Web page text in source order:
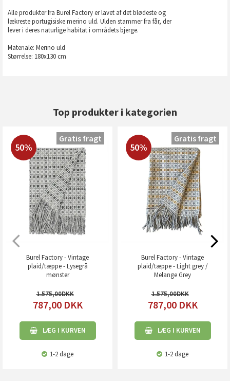
Alle produkter fra Burel Factory er lavet af det blødeste og
lækreste portugisiske merino uld. Ulden stammer fra får, der
lever i deres naturlige habitat i områdets bjerge.
Materiale: Merino uld
Størrelse: 180x130 cm
Top produkter i kategorien
50%
Burel Factory - Vintage
plaid/tæppe - Lysegrå
mønster
1.575,00
787,00 DKK
LÆG I KURVEN
1-2 dage
Gratis fragt
50%
Burel Factory - Vintage
plaid/tæppe - Light grey /
Melange Grey
1.575,00
787,00 DKK
LÆG I KURVEN
1-2 dage
Gratis fragt